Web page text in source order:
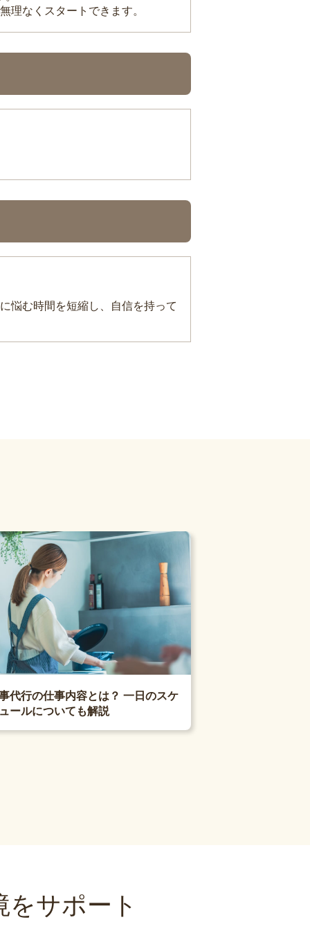
理なくスタートできます。
悩む時間を短縮し、自信を持って
代行の仕事内容とは？ 一日のスケ
ールについても解説
サポート